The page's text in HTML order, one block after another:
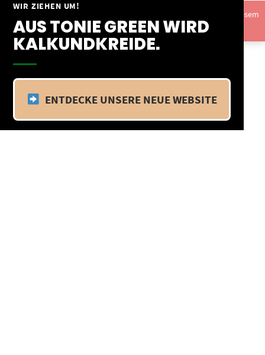
WIR ZIEHEN UM!
AUS TONIE GREEN WIRD
KALKUNDKREIDE.
ENTDECKE UNSERE NEUE WEBSITE
Springe
Inhalt
Vom 09.04.25 - 20.04.25 befinden wir uns im Betriebsurlaub. In diesem
Zeitraum findet kein Versand statt.Ausblenden